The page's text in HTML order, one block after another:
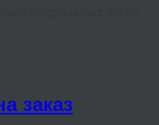
заказ